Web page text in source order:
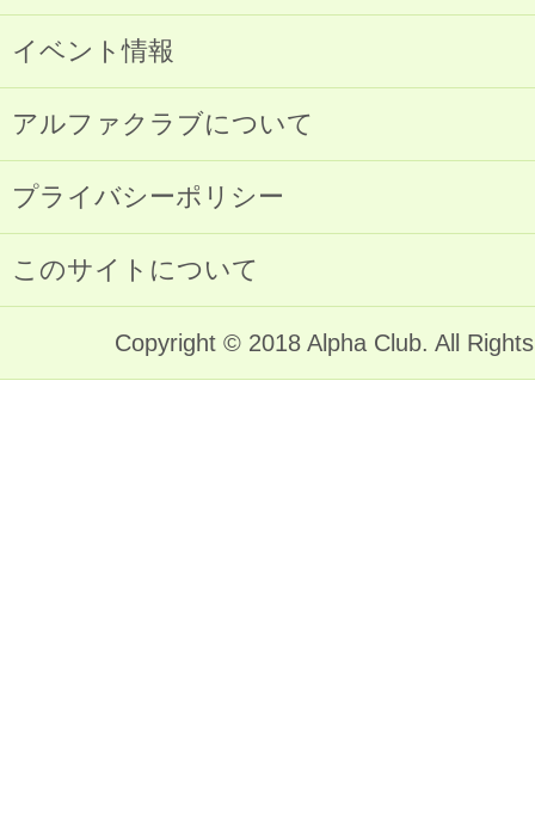
イベント情報
アルファクラブについて
プライバシーポリシー
このサイトについて
Copyright © 2018 Alpha Club. All